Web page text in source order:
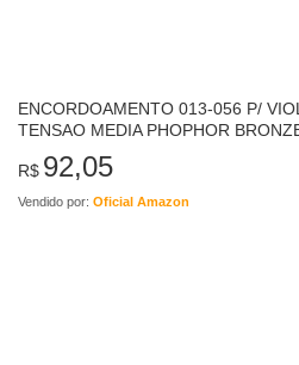
ENCORDOAMENTO 013-056 P/
TENSAO MEDIA PHOPHOR
R$ 92,05
Vendido por: Oficial Amazon